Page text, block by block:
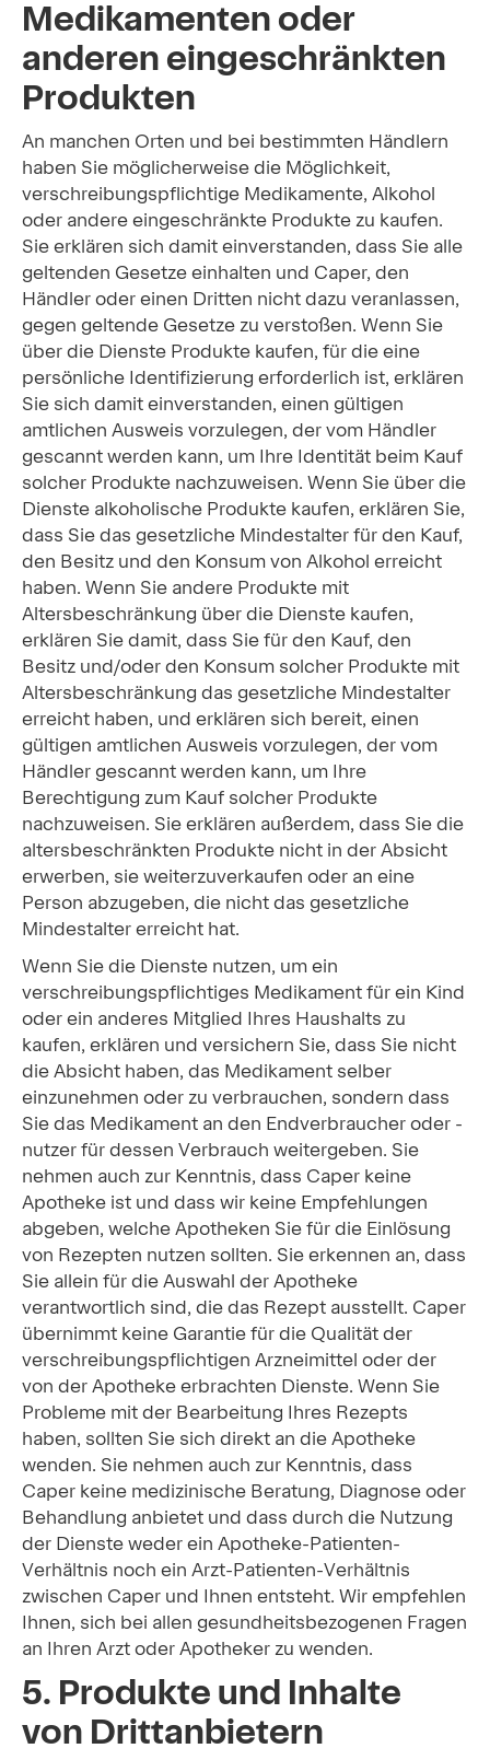
Medikamenten oder
anderen eingeschränkten
Produkten
An manchen Orten und bei bestimmten Händlern
haben Sie möglicherweise die Möglichkeit,
verschreibungspflichtige Medikamente, Alkohol
oder andere eingeschränkte Produkte zu kaufen.
Sie erklären sich damit einverstanden, dass Sie alle
geltenden Gesetze einhalten und Caper, den
Händler oder einen Dritten nicht dazu veranlassen,
gegen geltende Gesetze zu verstoßen. Wenn Sie
über die Dienste Produkte kaufen, für die eine
persönliche Identifizierung erforderlich ist, erklären
Sie sich damit einverstanden, einen gültigen
amtlichen Ausweis vorzulegen, der vom Händler
gescannt werden kann, um Ihre Identität beim Kauf
solcher Produkte nachzuweisen. Wenn Sie über die
Dienste alkoholische Produkte kaufen, erklären Sie,
dass Sie das gesetzliche Mindestalter für den Kauf,
den Besitz und den Konsum von Alkohol erreicht
haben. Wenn Sie andere Produkte mit
Altersbeschränkung über die Dienste kaufen,
erklären Sie damit, dass Sie für den Kauf, den
Besitz und/oder den Konsum solcher Produkte mit
Altersbeschränkung das gesetzliche Mindestalter
erreicht haben, und erklären sich bereit, einen
gültigen amtlichen Ausweis vorzulegen, der vom
Händler gescannt werden kann, um Ihre
Berechtigung zum Kauf solcher Produkte
nachzuweisen. Sie erklären außerdem, dass Sie die
altersbeschränkten Produkte nicht in der Absicht
erwerben, sie weiterzuverkaufen oder an eine
Person abzugeben, die nicht das gesetzliche
Mindestalter erreicht hat.
Wenn Sie die Dienste nutzen, um ein
verschreibungspflichtiges Medikament für ein Kind
oder ein anderes Mitglied Ihres Haushalts zu
kaufen, erklären und versichern Sie, dass Sie nicht
die Absicht haben, das Medikament selber
einzunehmen oder zu verbrauchen, sondern dass
Sie das Medikament an den Endverbraucher oder -
nutzer für dessen Verbrauch weitergeben. Sie
nehmen auch zur Kenntnis, dass Caper keine
Apotheke ist und dass wir keine Empfehlungen
abgeben, welche Apotheken Sie für die Einlösung
von Rezepten nutzen sollten. Sie erkennen an, dass
Sie allein für die Auswahl der Apotheke
verantwortlich sind, die das Rezept ausstellt. Caper
übernimmt keine Garantie für die Qualität der
verschreibungspflichtigen Arzneimittel oder der
von der Apotheke erbrachten Dienste. Wenn Sie
Probleme mit der Bearbeitung Ihres Rezepts
haben, sollten Sie sich direkt an die Apotheke
wenden. Sie nehmen auch zur Kenntnis, dass
Caper keine medizinische Beratung, Diagnose oder
Behandlung anbietet und dass durch die Nutzung
der Dienste weder ein Apotheke-Patienten-
Verhältnis noch ein Arzt-Patienten-Verhältnis
zwischen Caper und Ihnen entsteht. Wir empfehlen
Ihnen, sich bei allen gesundheitsbezogenen Fragen
an Ihren Arzt oder Apotheker zu wenden.
5. Produkte und Inhalte
von Drittanbietern